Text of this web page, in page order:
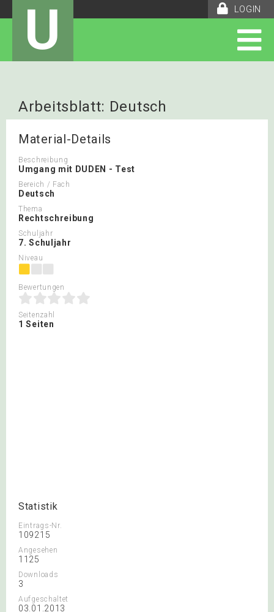
LOGIN
U
Arbeitsblatt: Deutsch
Material-Details
Beschreibung
Umgang mit DUDEN - Test
Bereich / Fach
Deutsch
Thema
Rechtschreibung
Schuljahr
7. Schuljahr
Niveau
Bewertungen
Seitenzahl
1 Seiten
Statistik
Eintrags-Nr.
109215
Angesehen
1125
Downloads
3
Aufgeschaltet
03.01.2013